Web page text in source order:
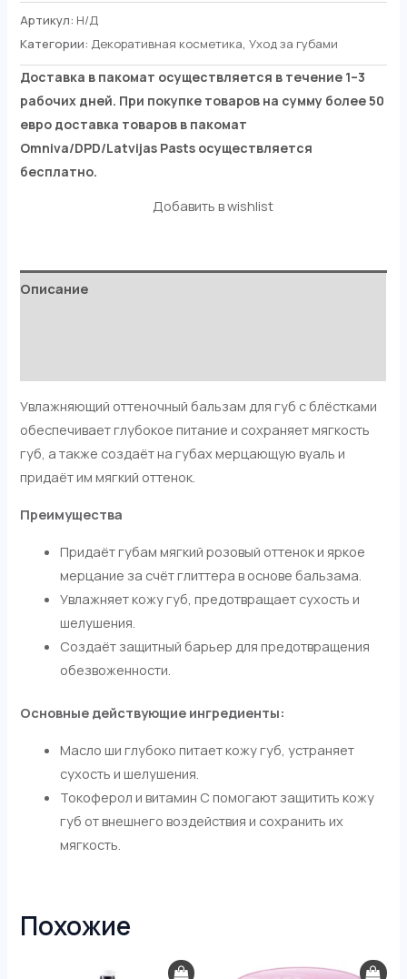
Артикул: Н/Д
Категории: Декоративная косметика,Уход за губами
Доставка в пакомат осуществляется в течение 1–3
рабочих дней. При покупке товаров на сумму более 50
евро доставка товаров в пакомат
Omniva/DPD/Latvijas Pasts осуществляется
бесплатно.
Добавить в wishlist
Описание
Увлажняющий оттеночный бальзам для губ с блёстками
обеспечивает глубокое питание и сохраняет мягкость
губ, а также создаёт на губах мерцающую вуаль и
придаёт им мягкий оттенок.
Преимущества
Придаёт губам мягкий розовый оттенок и яркое
мерцание за счёт глиттера в основе бальзама.
Увлажняет кожу губ, предотвращает сухость и
шелушения.
Создаёт защитный барьер для предотвращения
обезвоженности.
Основные действующие ингредиенты:
Масло ши глубоко питает кожу губ, устраняет
сухость и шелушения.
Токоферол и витамин С помогают защитить кожу
губ от внешнего воздействия и сохранить их
мягкость.
Похожие